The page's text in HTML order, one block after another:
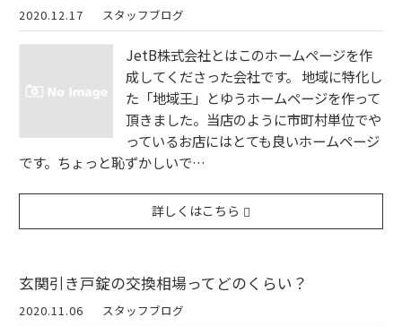
2020.12.17 スタッフブログ
JetB株式会社とはこのホームページを作
成してくださった会社です。 地域に特化し
た「地域王」とゆうホームページを作って
頂きました。当店のように市町村単位でや
っているお店にはとても良いホームページ
です。ちょっと恥ずかしいで…
詳しくはこちら
玄関引き戸錠の交換相場ってどのくらい？
2020.11.06 スタッフブログ